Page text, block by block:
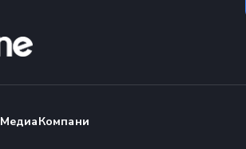
МедиаКомпани